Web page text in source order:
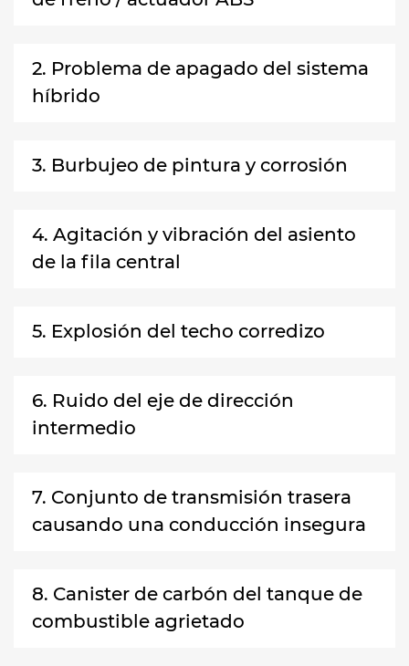
2. Problema de apagado del sistema
híbrido
3. Burbujeo de pintura y corrosión
4. Agitación y vibración del asiento
de la fila central
5. Explosión del techo corredizo
6. Ruido del eje de dirección
intermedio
7. Conjunto de transmisión trasera
causando una conducción insegura
8. Canister de carbón del tanque de
combustible agrietado